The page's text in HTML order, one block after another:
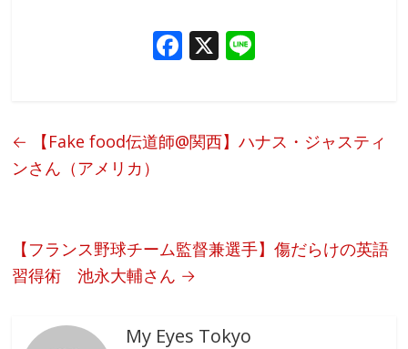
F
b
o
X
←
【Fake food伝道師@関西】ハナス・ジャスティ
ンさん（アメリカ）
【フランス野球チーム監督兼選手】傷だらけの英語
習得術 池永大輔さん →
My Eyes Tokyo